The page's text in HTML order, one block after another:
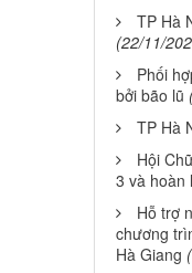
TP Hà
(22/11/
Phối
bởi bão lũ
TP Hà
Hội
3 và hoàn
Hỗ trợ
chương
Hà Giang